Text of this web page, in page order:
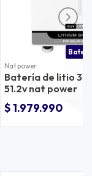
Nat power
Batería de litio
51.2v nat power
$ 1.979.990